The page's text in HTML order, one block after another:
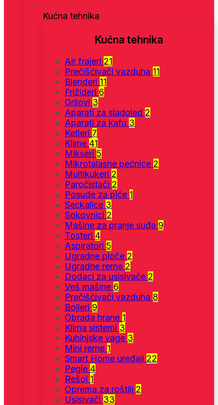
Kućna tehnika
Kućna tehnika
Air frajeri 21
Prečišćivači vazduha 11
Blenderi 11
Frižideri 6
Grilovi 3
Aparati za sladoled 2
Aparati za kafu 3
Ketleri 7
Klime 41
Mikseri 5
Mikrotalasne pećnice 2
Multikukeri 2
Paročistači 2
Posude za piće 1
Seckalice 3
Sokovnici 2
Mašine za pranje suđa 9
Tosteri 4
Aspiratori 5
Ugradne ploče 2
Ugradne rerne 2
Dodaci za usisivače 2
Veš mašine 6
Prečišćivači vazduha 8
Bojleri 9
Obrada hrane 1
Klima sistemi 3
Kuhinjske vage 3
Mini rerne 1
Smart Home uređaji 22
Pegle 4
Rešoi 1
Oprema za roštilj 2
Usisivači 33